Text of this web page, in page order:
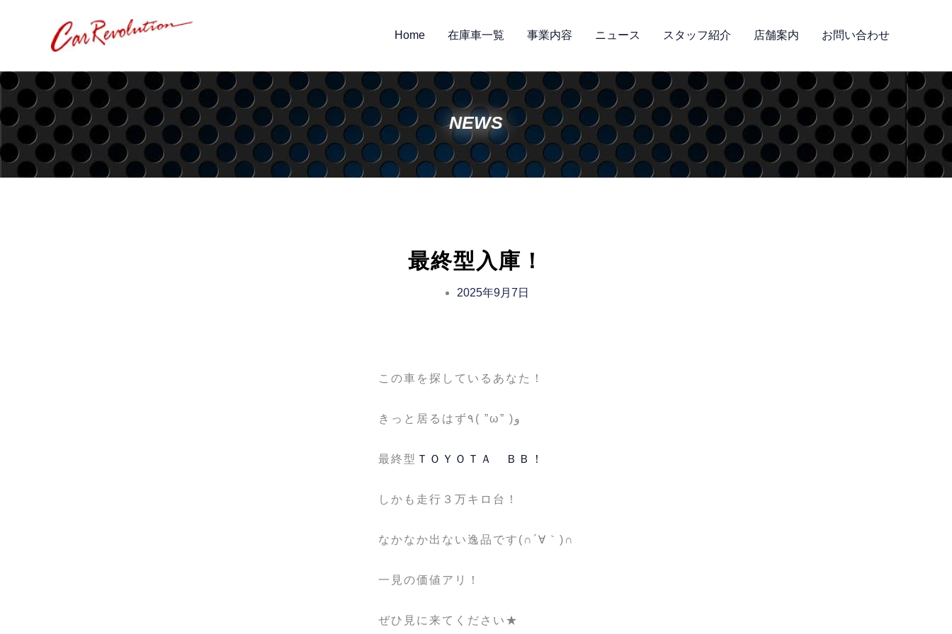
ス
キ
ッ
Home 在庫車一覧 事業内容 ニュース スタッフ紹介 店舗案内 お問い合わせ
NEWS
最終型入庫！
2025年9月7日
この車を探しているあなた！
きっと居るはず٩( ”ω” )و
最終型 ＴＯＹＯＴＡ ＢＢ！
しかも走行３万キロ台！
なかなか出ない逸品です(∩´∀｀)∩
一見の価値アリ！
ぜひ見に来てください★